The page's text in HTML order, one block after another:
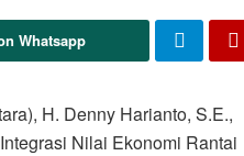
Whatsapp
H. Denny Harianto, S.E.,
Nilai Ekonomi Rantai